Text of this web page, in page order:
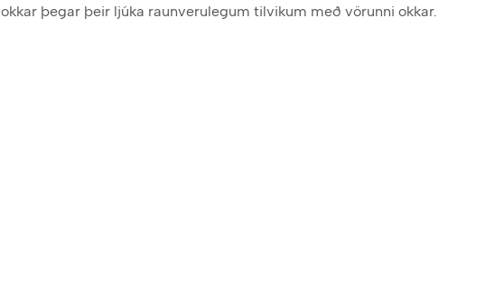
okkar þegar þeir ljúka raunverulegum tilvikum með vörunni okkar.